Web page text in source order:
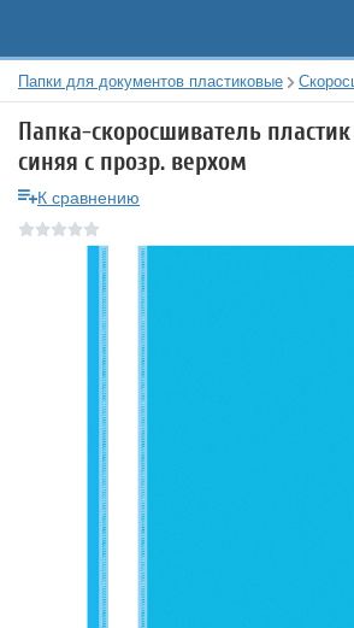
Папки для документов пластиковые
Папка-скоросшиватель
синяя с прозр. верхом
К сравнению